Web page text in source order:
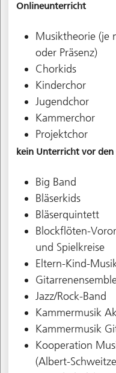
Onlineunterricht
Musiktheorie (je
oder Präsenz)
Chorkids
Kinderchor
Jugendchor
Kammerchor
Projektchor
kein Unterricht vor
Big Band
Bläserkids
Bläserquintett
Blockflöten-
und Spielkreise
Eltern-Kind-
Jazz/Rock-Band
Kammermusik
Kammermusik
Kooperation
(Albert-